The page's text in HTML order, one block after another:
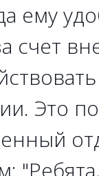
ему
счет
Это